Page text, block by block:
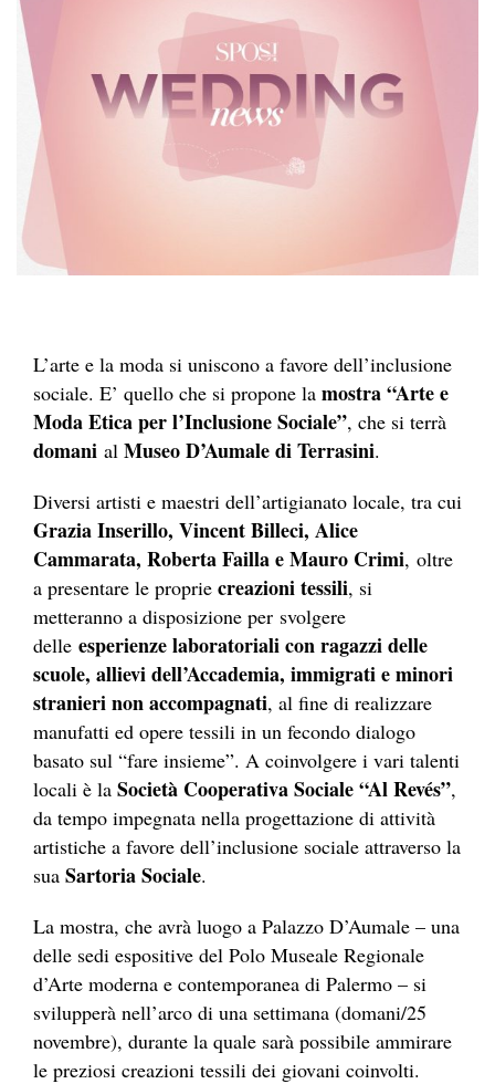
L’arte e la moda si uniscono a favore dell’inclusione
sociale. E’ quello che si propone la mostra “Arte e
Moda Etica per l’Inclusione Sociale”, che si terrà
domani al Museo D’Aumale di Terrasini.
Diversi artisti e maestri dell’artigianato locale, tra cui
Grazia Inserillo, Vincent Billeci, Alice
Cammarata, Roberta Failla e Mauro Crimi, oltre
a presentare le proprie creazioni tessili, si
metteranno a disposizione per svolgere
delle esperienze laboratoriali con ragazzi delle
scuole, allievi dell’Accademia, immigrati e minori
stranieri non accompagnati, al fine di realizzare
manufatti ed opere tessili in un fecondo dialogo
basato sul “fare insieme”. A coinvolgere i vari talenti
locali è la Società Cooperativa Sociale “Al Revés”,
da tempo impegnata nella progettazione di attività
artistiche a favore dell’inclusione sociale attraverso la
sua Sartoria Sociale.
La mostra, che avrà luogo a Palazzo D’Aumale – una
delle sedi espositive del Polo Museale Regionale
d’Arte moderna e contemporanea di Palermo – si
svilupperà nell’arco di una settimana (domani/25
novembre), durante la quale sarà possibile ammirare
le preziosi creazioni tessili dei giovani coinvolti.